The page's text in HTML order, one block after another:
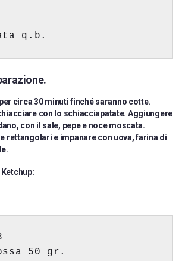
q.b.
circa 30 minuti finché saranno cotte.
con lo schiacciapatate. Aggiungere
con il sale, pepe e noce moscata.
rettangolari e impanare con uova, farina di
Ketchup: